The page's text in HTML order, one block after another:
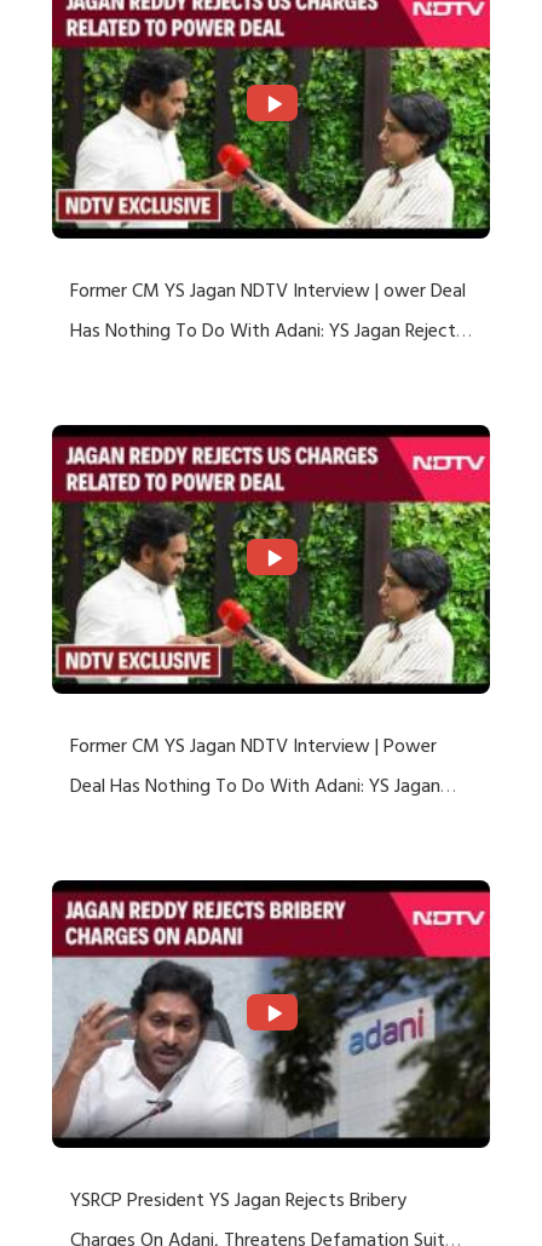
Former CM YS Jagan NDTV Interview | ower Deal
Has Nothing To Do With Adani: YS Jagan Rejects
Former CM YS Jagan NDTV Interview | Power
Deal Has Nothing To Do With Adani: YS Jagan
YSRCP President YS Jagan Rejects Bribery